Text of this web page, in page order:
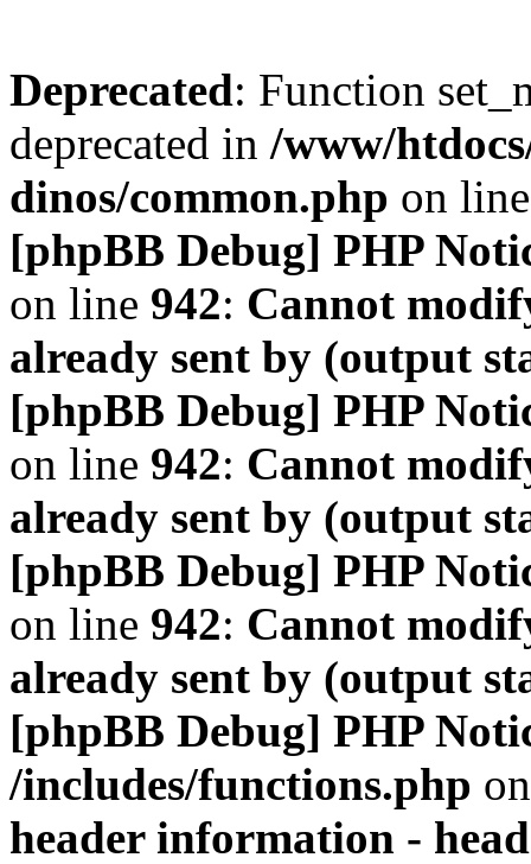
Deprecated: Function
deprecated in /www/
dinos/common.php on
[phpBB Debug] PHP
on line 942: Cannot
already sent by (output
[phpBB Debug] PHP
on line 942: Cannot
already sent by (output
[phpBB Debug] PHP
on line 942: Cannot
already sent by (output
[phpBB Debug] PHP
/includes/functions.php
header information -